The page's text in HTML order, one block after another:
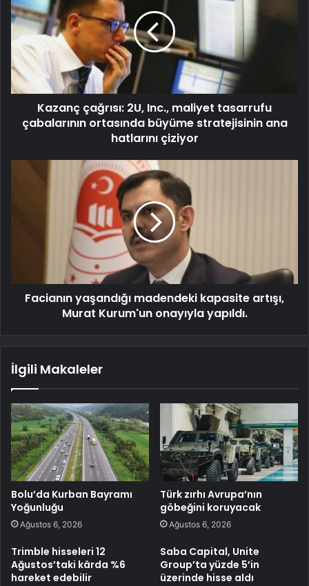
Kazanç çağrısı: 2U, Inc., maliyet tasarrufu
çabalarının ortasında büyüme stratejisinin ana
hatlarını çiziyor
Facianın yaşandığı madendeki kapasite artışı,
Murat Kurum'un onayıyla yapıldı.
İlgili Makaleler
Bolu’da Kurban Bayramı
Yoğunluğu
Ağustos 6, 2026
Türk zırhı Avrupa’nın
göbeğini koruyacak
Ağustos 6, 2026
Trimble hisseleri 12
Ağustos’taki kârda %6
hareket edebilir
Saba Capital, Unite
Group’ta yüzde 5’in
üzerinde hisse aldı